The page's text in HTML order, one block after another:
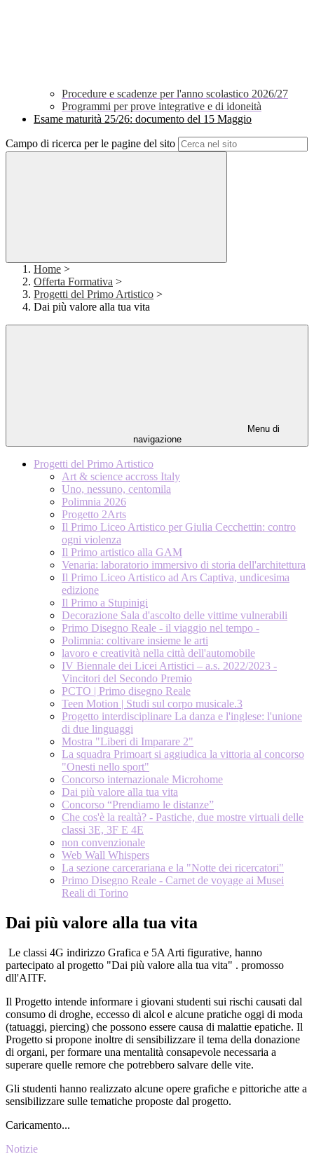
Procedure e scadenze per l'anno scolastico 2026/27
Programmi per prove integrative e di idoneità
Esame maturità 25/26: documento del 15 Maggio
Campo di ricerca per le pagine del sito
Home >
Offerta Formativa >
Progetti del Primo Artistico >
Dai più valore alla tua vita
Menu di
navigazione
Progetti del Primo Artistico
Art & science accross Italy
Uno, nessuno, centomila
Polimnia 2026
Progetto 2Arts
Il Primo Liceo Artistico per Giulia Cecchettin: contro
ogni violenza
Il Primo artistico alla GAM
Venaria: laboratorio immersivo di storia dell'architettura
Il Primo Liceo Artistico ad Ars Captiva, undicesima
edizione
Il Primo a Stupinigi
Decorazione Sala d'ascolto delle vittime vulnerabili
Primo Disegno Reale - il viaggio nel tempo -
Polimnia: coltivare insieme le arti
lavoro e creatività nella città dell'automobile
IV Biennale dei Licei Artistici – a.s. 2022/2023 -
Vincitori del Secondo Premio
PCTO | Primo disegno Reale
Teen Motion | Studi sul corpo musicale.3
Progetto interdisciplinare La danza e l'inglese: l'unione
di due linguaggi
Mostra "Liberi di Imparare 2"
La squadra Primoart si aggiudica la vittoria al concorso
"Onesti nello sport"
Concorso internazionale Microhome
Dai più valore alla tua vita
Concorso “Prendiamo le distanze”
Che cos'è la realtà? - Pastiche, due mostre virtuali delle
classi 3E, 3F E 4E
non convenzionale
Web Wall Whispers
La sezione carcerariana e la "Notte dei ricercatori"
Primo Disegno Reale - Carnet de voyage ai Musei
Reali di Torino
Dai più valore alla tua vita
Le classi 4G indirizzo Grafica e 5A Arti figurative, hanno
partecipato al progetto "Dai più valore alla tua vita" . promosso
dll'AITF.
Il Progetto intende informare i giovani studenti sui rischi causati dal
consumo di droghe, eccesso di alcol e alcune pratiche oggi di moda
(tatuaggi, piercing) che possono essere causa di malattie epatiche. Il
Progetto si propone inoltre di sensibilizzare il tema della donazione
di organi, per formare una mentalità consapevole necessaria a
superare quelle remore che potrebbero salvare delle vite.
Gli studenti hanno realizzato alcune opere grafiche e pittoriche atte a
sensibilizzare sulle tematiche proposte dal progetto.
Caricamento...
Notizie